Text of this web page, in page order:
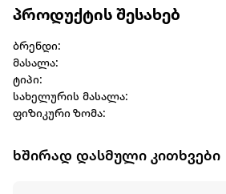
პროდუქტის შესახებ
ბრენდი:
მასალა:
ტიპი:
სახელურის მასალა:
ფიზიკური ზომა:
ხშირად დასმული კითხვები